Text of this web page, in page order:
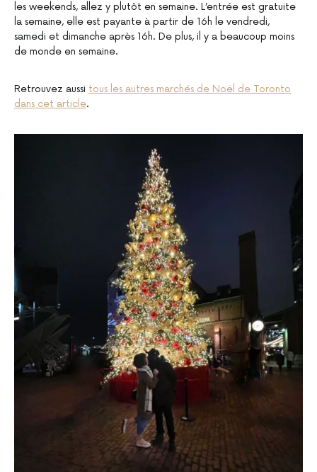
les weekends, allez y plutôt en semaine. L’entrée est gratuite
la semaine, elle est payante à partir de 16h le vendredi,
samedi et dimanche après 16h. De plus, il y a beaucoup moins
de monde en semaine.
Retrouvez aussi tous les autres marchés de Noël de Toronto
dans cet article.